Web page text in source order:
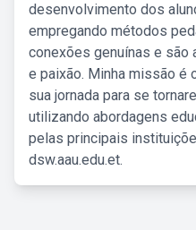
desenvolvimento dos
empregando métodos
conexões genuínas e são
e paixão. Minha missão é
sua jornada para se
utilizando abordagens
pelas principais
dsw.aau.edu.et.